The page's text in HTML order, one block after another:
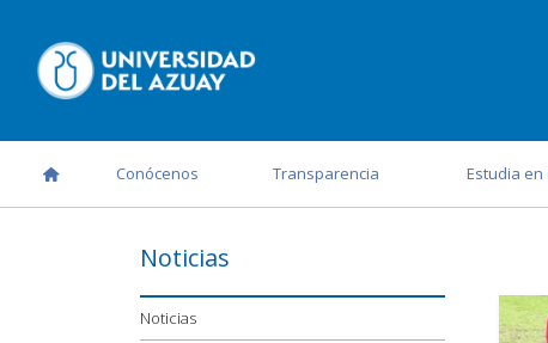
Conócenos Transparencia Estudia en
Noticias
Noticias